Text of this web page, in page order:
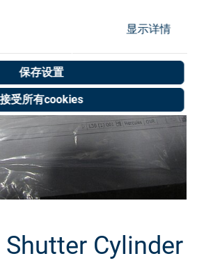
显示详情
保存设置
接受所有cookies
Shutter Cylinder